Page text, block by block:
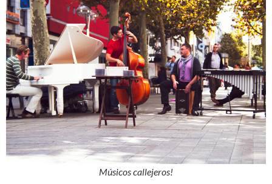
Músicos callejeros!